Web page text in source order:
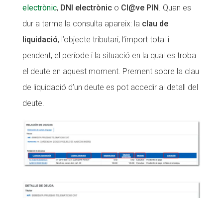
electrònic, DNI electrònico Cl@ve PIN. Quan es
dur a terme la consulta apareix: la clau de
liquidació, l’objecte tributari, l’import total i
pendent, el període i la situació en la qual es troba
el deute en aquest moment. Prement sobre la clau
de liquidació d’un deute es pot accedir al detall del
deute.